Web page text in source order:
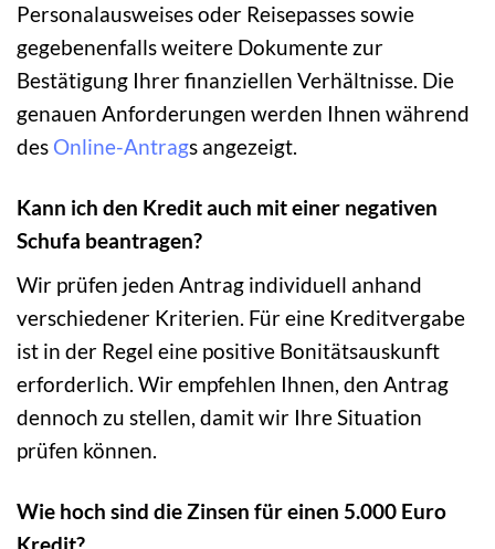
Personalausweises oder Reisepasses sowie
gegebenenfalls weitere Dokumente zur
Bestätigung Ihrer finanziellen Verhältnisse. Die
genauen Anforderungen werden Ihnen während
des Online-Antrags angezeigt.
Kann ich den Kredit auch mit einer negativen
Schufa beantragen?
Wir prüfen jeden Antrag individuell anhand
verschiedener Kriterien. Für eine Kreditvergabe
ist in der Regel eine positive Bonitätsauskunft
erforderlich. Wir empfehlen Ihnen, den Antrag
dennoch zu stellen, damit wir Ihre Situation
prüfen können.
Wie hoch sind die Zinsen für einen 5.000 Euro
Kredit?